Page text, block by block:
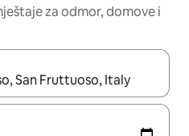
za odmor, domove i
da se krećete kroz njih